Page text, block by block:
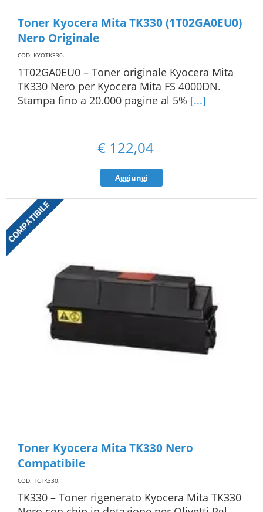
Toner Kyocera Mita TK330 (1T02GA0EU0)
Nero Originale
COD: KYOTK330.
1T02GA0EU0 – Toner originale Kyocera Mita
TK330 Nero per Kyocera Mita FS 4000DN.
Stampa fino a 20.000 pagine al 5% [...]
€ 122,04
Aggiungi
Toner Kyocera Mita TK330 Nero
Compatibile
COD: TCTK330.
TK330 – Toner rigenerato Kyocera Mita TK330